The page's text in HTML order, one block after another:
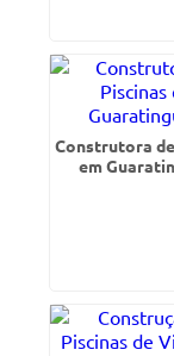
Construtora
em